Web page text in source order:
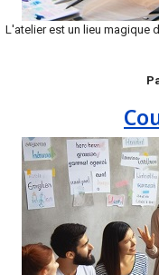
L'atelier est un lieu magique